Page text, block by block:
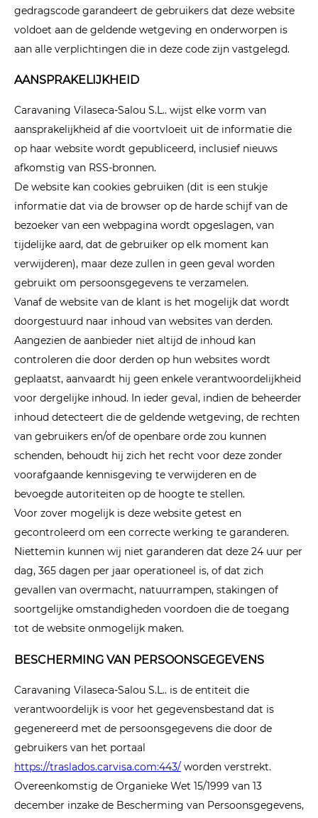
gedragscode garandeert de gebruikers dat deze website
voldoet aan de geldende wetgeving en onderworpen is
aan alle verplichtingen die in deze code zijn vastgelegd.
AANSPRAKELIJKHEID
Caravaning Vilaseca-Salou S.L.. wijst elke vorm van
aansprakelijkheid af die voortvloeit uit de informatie die
op haar website wordt gepubliceerd, inclusief nieuws
afkomstig van RSS-bronnen.
De website kan cookies gebruiken (dit is een stukje
informatie dat via de browser op de harde schijf van de
bezoeker van een webpagina wordt opgeslagen, van
tijdelijke aard, dat de gebruiker op elk moment kan
verwijderen), maar deze zullen in geen geval worden
gebruikt om persoonsgegevens te verzamelen.
Vanaf de website van de klant is het mogelijk dat wordt
doorgestuurd naar inhoud van websites van derden.
Aangezien de aanbieder niet altijd de inhoud kan
controleren die door derden op hun websites wordt
geplaatst, aanvaardt hij geen enkele verantwoordelijkheid
voor dergelijke inhoud. In ieder geval, indien de beheerder
inhoud detecteert die de geldende wetgeving, de rechten
van gebruikers en/of de openbare orde zou kunnen
schenden, behoudt hij zich het recht voor deze zonder
voorafgaande kennisgeving te verwijderen en de
bevoegde autoriteiten op de hoogte te stellen.
Voor zover mogelijk is deze website getest en
gecontroleerd om een correcte werking te garanderen.
Niettemin kunnen wij niet garanderen dat deze 24 uur per
dag, 365 dagen per jaar operationeel is, of dat zich
gevallen van overmacht, natuurrampen, stakingen of
soortgelijke omstandigheden voordoen die de toegang
tot de website onmogelijk maken.
BESCHERMING VAN PERSOONSGEGEVENS
Caravaning Vilaseca-Salou S.L.. is de entiteit die
verantwoordelijk is voor het gegevensbestand dat is
gegenereerd met de persoonsgegevens die door de
gebruikers van het portaal
https://traslados.carvisa.com:443/ worden verstrekt.
Overeenkomstig de Organieke Wet 15/1999 van 13
december inzake de Bescherming van Persoonsgegevens,